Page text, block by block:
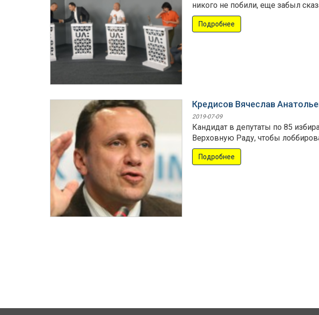
никого не побили, еще забыл
Подробнее
Кредисов Вячеслав
2019-07-09
Кандидат в депутаты по 85
Верховную Раду, чтобы
Подробнее